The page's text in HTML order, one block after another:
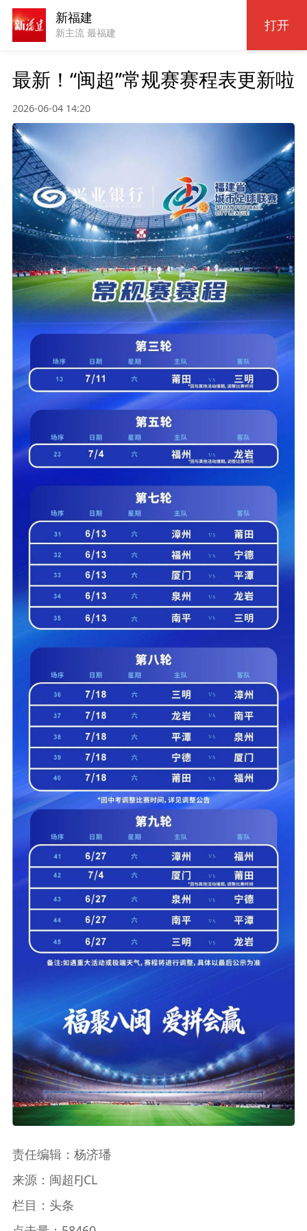
新福建
新主流 最福建 打开
最新！“闽超”常规赛赛程表更新啦
2026-06-04 14:20
责任编辑：杨济璠
来源：闽超FJCL
栏目：头条